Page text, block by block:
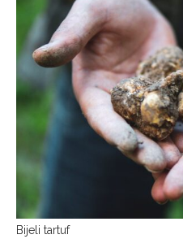
Bijeli tartuf